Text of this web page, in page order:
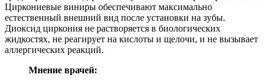
Циркониевые виниры обеспечивают максимально
естественный внешний вид после установки на зубы.
Диоксид циркония не растворяется в биологических
жидкостях, не реагирует на кислоты и щелочи, и не вызывает
аллергических реакций.
Мнение врачей: